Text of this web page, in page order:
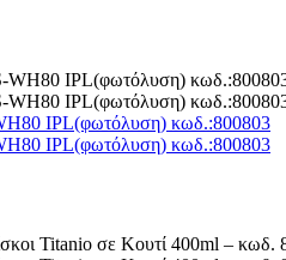
IPL(φωτόλυση) κωδ.:800803
IPL(φωτόλυση) κωδ.:800803